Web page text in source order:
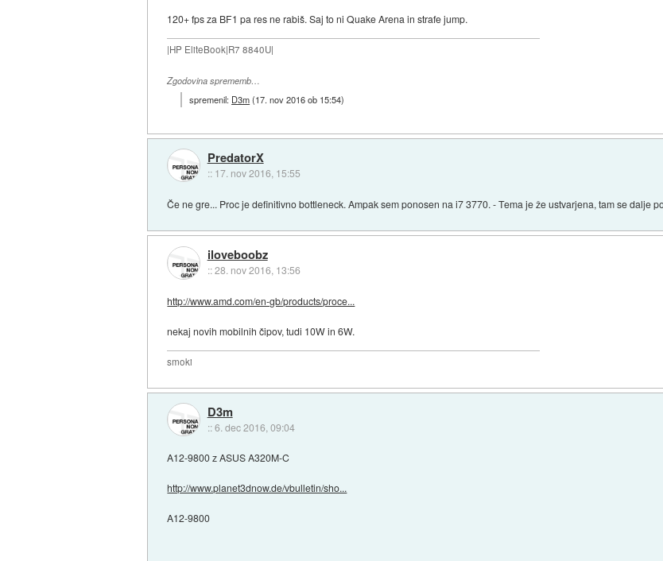
120+ fps za BF1 pa res ne rabiš. Saj to ni Quake Arena in strafe jump.
|HP EliteBook|R7 8840U|
Zgodovina sprememb…
spremenil: D3m(17. nov 2016 ob 15:54)
PredatorX
:: 17. nov 2016, 15:55
Če ne gre... Proc je definitivno bottleneck. Ampak sem ponosen na i7 3770. - Tema je že ustvarjena, tam se dalje
iloveboobz
::28. nov 2016, 13:56
http://www.amd.com/en-gb/products/proce...
nekaj novih mobilnih čipov, tudi 10W in 6W.
smoki
D3m
::6. dec 2016, 09:04
A12-9800 z ASUS A320M-C
http://www.planet3dnow.de/vbulletin/sho...
A12-9800